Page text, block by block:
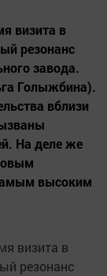
визита в
резонанс
завода.
Голыжбина).
вблизи
На деле же
высоким
визита в
резонанс